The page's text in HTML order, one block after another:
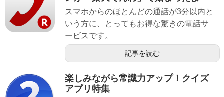
スマホからのほとんどの通話が3分以内と
いう方に、とってもお得な驚きの電話サ
ービスです。
記事を読む
楽しみながら常識力アップ！クイズ
アプリ特集